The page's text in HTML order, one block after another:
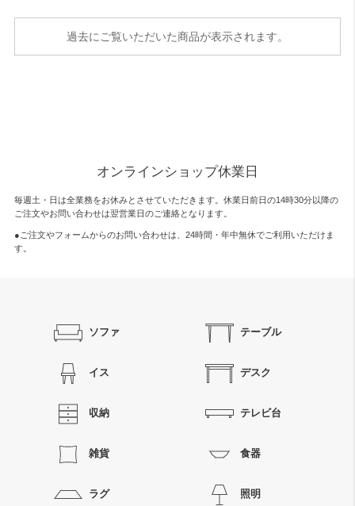
過去にご覧いただいた商品が表示されます。
オンラインショップ休業日
毎週土・日は全業務をお休みとさせていただきます。休業日前日の14時30分以降の
ご注文やお問い合わせは翌営業日のご連絡となります。
●ご注文やフォームからのお問い合わせは、 24時間・年中無休でご利用いただけま
す。
ソファ テーブル
イス デスク
収納 テレビ台
雑貨 食器
ラグ 照明